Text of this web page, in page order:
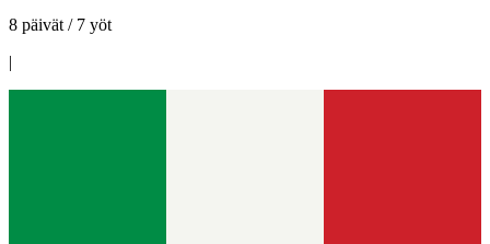
8 päivät / 7 yöt
|